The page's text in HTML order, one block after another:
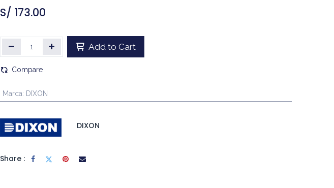
S/ 173.00
Add to Cart
Compare
Marca: DIXON
DIXON
Share :